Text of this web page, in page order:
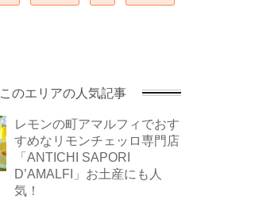
このエリアの人気記事
レモンの町アマルフィでおす
すめなリモンチェッロ専門店
「ANTICHI SAPORI
D’AMALFI」お土産にも人
気！